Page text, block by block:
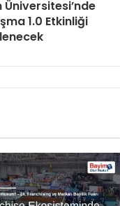
1.0 Etkinliği